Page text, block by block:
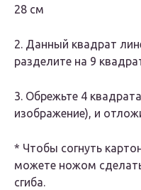
28 см
2. Данный квадрат
разделите на 9
3. Обрежьте 4
изображение), и
* Чтобы согнуть
можете ножом
сгиба.